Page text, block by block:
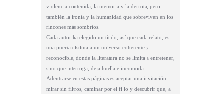
violencia contenida, la memoria y la derrota, pero
también la ironía y la humanidad que sobreviven en los
rincones más sombríos.
Cada autor ha elegido un título, así que cada relato, es
una puerta distinta a un universo coherente y
reconocible, donde la literatura no se limita a entretener,
sino que interroga, deja huella e incomoda.
Adentrarse en estas páginas es aceptar una invitación:
mirar sin filtros, caminar por el fi lo y descubrir que, a